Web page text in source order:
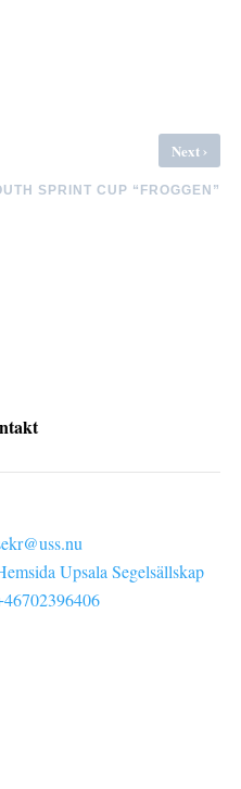
Next›
SPRINT CUP “FROGGEN”
Upsala Segelsällskap